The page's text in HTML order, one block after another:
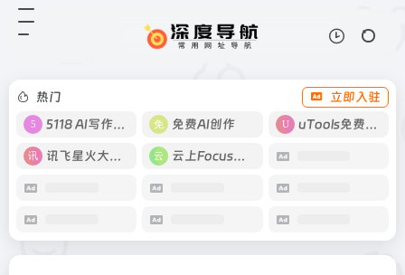
热门
立即入驻
5118 AI写作工具
免费AI创作 uTools免费工具箱
讯飞星火大模型 云上Focus接码